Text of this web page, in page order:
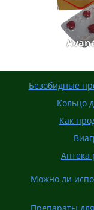
Безобидные
Кольцо
Как
Аптека
Можно ли